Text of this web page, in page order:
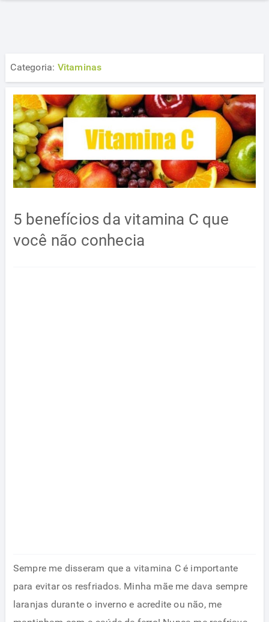
Categoria: Vitaminas
5 benefícios da vitamina C que
você não conhecia
Sempre me disseram que a vitamina C é importante
para evitar os resfriados. Minha mãe me dava sempre
laranjas durante o inverno e acredite ou não, me